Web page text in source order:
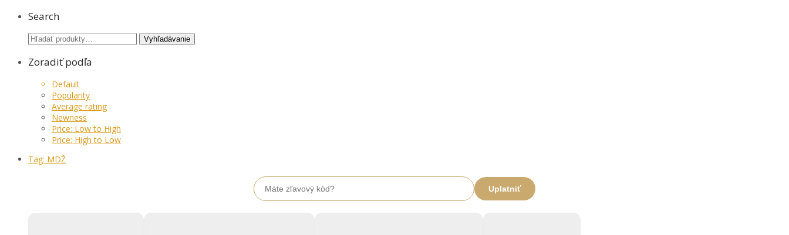
Search
Hľadať: Vyhľadávanie
Zoradiť podľa
Default
Popularity
Average rating
Newness
Price: Low to High
Price: High to Low
Tag: MDŽ
Uplatniť